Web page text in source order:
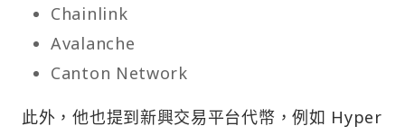
Chainlink
Avalanche
Canton Network
此外，他也提到新興交易平台代幣，例如 Hyper